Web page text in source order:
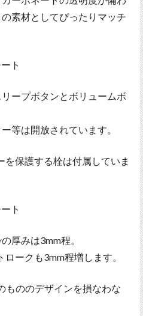
素材としてぴったりマッチ
ープボタンとボリュームボ
等は開放されています。
保護する栓は付属していま
厚みは3mm程。
ークも3mm程増します。
もののデザインを損なわな